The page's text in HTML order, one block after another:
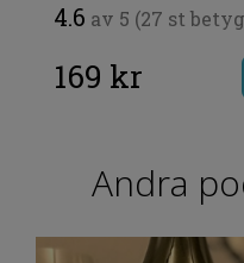
4.6 av 5 (27 st
169 kr
Andra